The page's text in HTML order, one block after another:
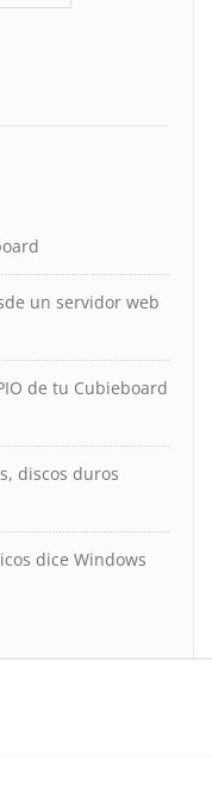
un servidor web
de tu Cubieboard
discos duros
dice Windows